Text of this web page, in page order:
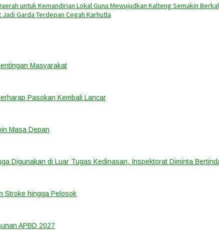
untuk Kemandirian Lokal Guna Mewujudkan Kalteng Semakin
Garda Terdepan Cegah Karhutla
Masyarakat
Pasokan Kembali Lancar
Masa Depan
Digunakan di Luar Tugas Kedinasan, Inspektorat Diminta
Stroke hingga Pelosok
APBD 2027